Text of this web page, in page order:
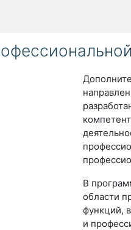
В
области
функций,
и